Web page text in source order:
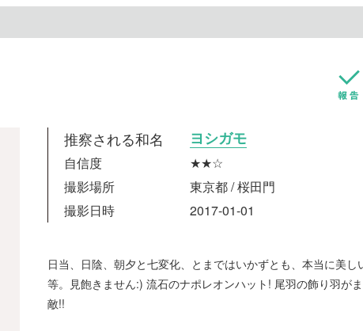
推察される和名 ヨシガモ
自信度
★★☆
撮影場所
東京都 / 桜田門
撮影日時
2017-01-01
日当、日陰、朝夕と七変化、とまではいかずとも、本当に美し
等。見飽きません:) 流石のナポレオンハット! 尾羽の飾り羽が
敵!!